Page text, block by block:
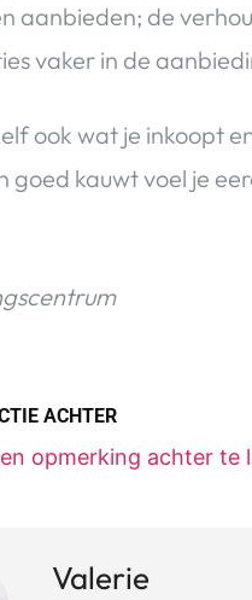
aanbieden; de
vaker in de
ook wat je inkoopt
goed kauwt voel je
ACHTER
opmerking achter te
Valerie